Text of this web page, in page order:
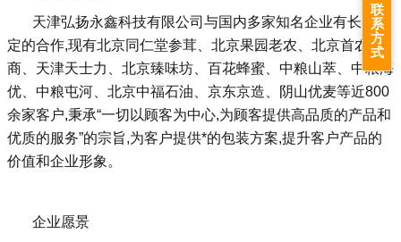
天津弘扬永鑫科技有限公司与国内多家知名企业有长期稳
定的合作,现有北京同仁堂参茸、北京果园老农、北京首农二
商、天津天士力、北京臻味坊、百花蜂蜜、中粮山萃、中粮海
优、中粮屯河、北京中福石油、京东京造、阴山优麦等近800
余家客户,秉承“一切以顾客为中心,为顾客提供高品质的产品和
优质的服务”的宗旨,为客户提供*的包装方案,提升客户产品的
价值和企业形象。
企业愿景
联
系
方
式